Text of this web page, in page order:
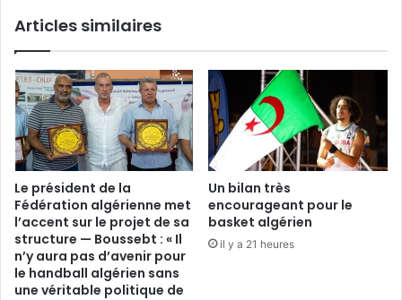
Articles similaires
Le président de la
Fédération algérienne met
l’accent sur le projet de sa
structure — Boussebt : « Il
n’y aura pas d’avenir pour
le handball algérien sans
une véritable politique de
Un bilan très
encourageant pour le
basket algérien
il y a 21 heures